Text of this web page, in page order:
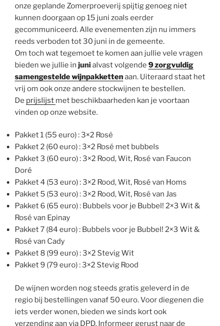
onze geplande Zomerproeverij spijtig genoeg niet
kunnen doorgaan op 15 juni zoals eerder
gecommuniceerd. Alle evenementen zijn nu immers
reeds verboden tot 30 juni in de gemeente.
Om toch wat tegemoet te komen aan jullie vele vragen
bieden we jullie in junialvast volgende 9 zorgvuldig
samengestelde wijnpakkettenaan. Uiteraard staat het
vrij om ook onze andere stockwijnen te bestellen.
De prijslijst met beschikbaarheden kan je voortaan
vinden op onze website.
Pakket 1 (55 euro) : 3×2 Rosé
Pakket 2 (60 euro) : 3×2 Rosé met bubbels
Pakket 3 (60 euro) : 3×2 Rood, Wit, Rosé van Faucon
Doré
Pakket 4 (53 euro) : 3×2 Rood, Wit, Rosé van Homs
Pakket 5 (53 euro) : 3×2 Rood, Wit, Rosé van Jas
Pakket 6 (65 euro) : Bubbels voor je Bubbel! 2×3 Wit &
Rosé van Epinay
Pakket 7 (84 euro) : Bubbels voor je Bubbel! 2×3 Wit &
Rosé van Cady
Pakket 8 (99 euro) : 3×2 Stevig Wit
Pakket 9 (79 euro) : 3×2 Stevig Rood
De wijnen worden nog steeds gratis geleverd in de
regio bij bestellingen vanaf 50 euro. Voor diegenen die
iets verder wonen, bieden we sinds kort ook
verzending aan via DPD. Informeer gerust naar de